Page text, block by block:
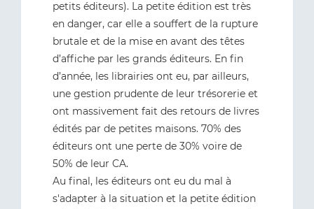
petits éditeurs). La petite édition est très
en danger, car elle a souffert de la rupture
brutale et de la mise en avant des têtes
d’affiche par les grands éditeurs. En fin
d’année, les librairies ont eu, par ailleurs,
une gestion prudente de leur trésorerie et
ont massivement fait des retours de livres
édités par de petites maisons. 70% des
éditeurs ont une perte de 30% voire de
50% de leur CA.
Au final, les éditeurs ont eu du mal à
s'adapter à la situation et la petite édition